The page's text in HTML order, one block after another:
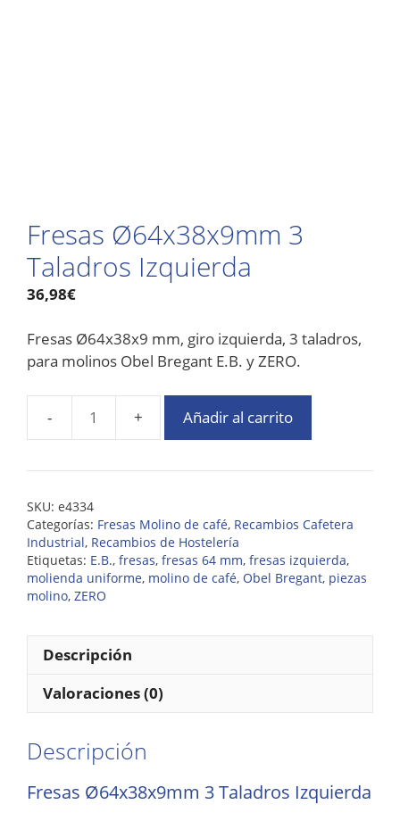
Fresas Ø64x38x9mm 3
Taladros Izquierda
36,98€
Fresas Ø64x38x9 mm, giro izquierda, 3 taladros,
para molinos Obel Bregant E.B. y ZERO.
Añadir al carrito
SKU: e4334
Categorías: Fresas Molino de café, Recambios Cafetera
Industrial, Recambios de Hostelería
Etiquetas: E.B., fresas, fresas 64 mm, fresas izquierda,
molienda uniforme, molino de café, Obel Bregant, piezas
molino, ZERO
Descripción
Valoraciones (0)
Descripción
Fresas Ø64x38x9mm 3 Taladros Izquierda